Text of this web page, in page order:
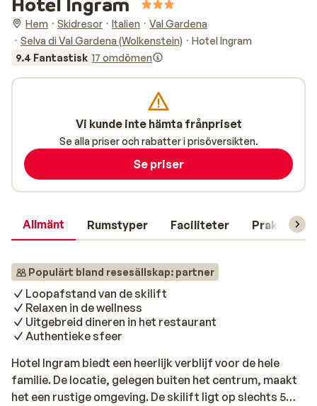
Hem Skidresor Italien
Val Gardena
Selva di Val Gardena (Wolkenstein)
Hotel Ingram
9.4 Fantastisk 17 omdömen
Allmänt Rumstyper Faciliteter Praktisk
Populärt bland resesällskap: partner
Loopafstand van de skilift
Relaxen in de wellness
Uitgebreid dineren in het restaurant
Authentieke sfeer
Hotel Ingram biedt een heerlijk verblijf voor de hele
familie. De locatie, gelegen buiten het centrum, maakt
het een rustige omgeving. De skilift ligt op slechts 5
Vi kunde inte hämta frånpriset
Se alla priser och rabatter i prisöversikten.
Se priser